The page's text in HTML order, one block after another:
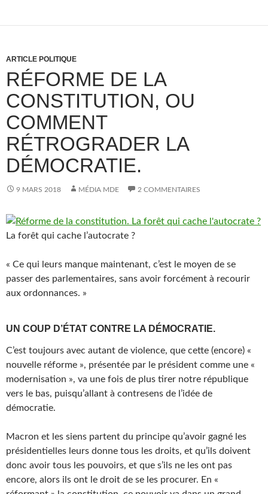
ARTICLE POLITIQUE
RÉFORME DE LA
CONSTITUTION, OU
COMMENT
RÉTROGRADER LA
DÉMOCRATIE.
9 MARS 2018 MÉDIA MDE 2 COMMENTAIRES
La forêt qui cache l’autocrate ?
« Ce qui leurs manque maintenant, c’est le moyen de se
passer des parlementaires, sans avoir forcément à recourir
aux ordonnances. »
UN COUP D’ÉTAT CONTRE LA DÉMOCRATIE.
C’est toujours avec autant de violence, que cette (encore) «
nouvelle réforme », présentée par le président comme une «
modernisation », va une fois de plus tirer notre république
vers le bas, puisqu’allant à contresens de l’idée de
démocratie.
Macron et les siens partent du principe qu’avoir gagné les
présidentielles leurs donne tous les droits, et qu’ils doivent
donc avoir tous les pouvoirs, et que s’ils ne les ont pas
encore, alors ils ont le droit de se les procurer. En «